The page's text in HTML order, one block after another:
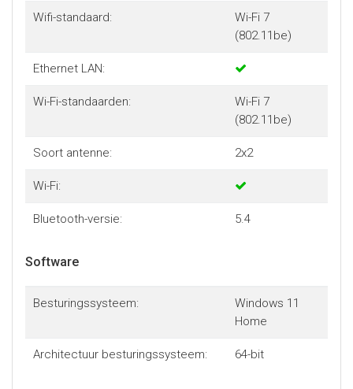
Wifi-standaard:
Wi-Fi 7
(802.11be)
Ethernet LAN:
Wi-Fi-standaarden:
Wi-Fi 7
(802.11be)
Soort antenne: 2x2
Wi-Fi:
Bluetooth-versie: 5.4
Software
Besturingssysteem:
Windows 11
Home
Architectuur besturingssysteem: 64-bit